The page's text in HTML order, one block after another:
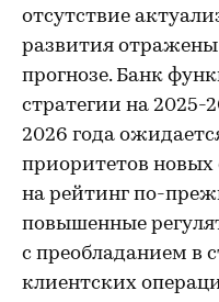
отсутствие
развития
прогнозе. Банк
стратегии на 2025-
2026 года
приоритетов новых
на рейтинг по-
повышенные
с преобладанием в
клиентских